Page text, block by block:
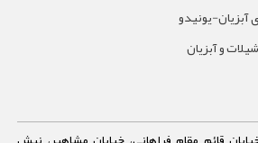
آبزیان-یونیدو
و آبزیان